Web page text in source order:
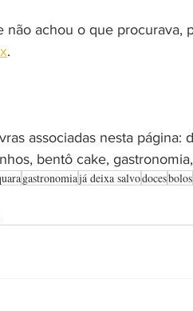
não achou o que procurava,
.
associadas nesta
bentô cake,
gastronomiajá deixa salvodocesbolos